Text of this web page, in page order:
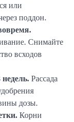
или
поддон.
Снимайте
всходов
Рассадa
дозы.
Корни